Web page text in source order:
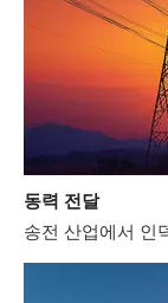
동력 전달
송전 산업에서 인